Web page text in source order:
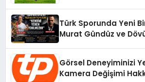
Türk Sporunda Yeni
Murat Gündüz ve
Görsel Deneyiminizi
Kamera Değişimi